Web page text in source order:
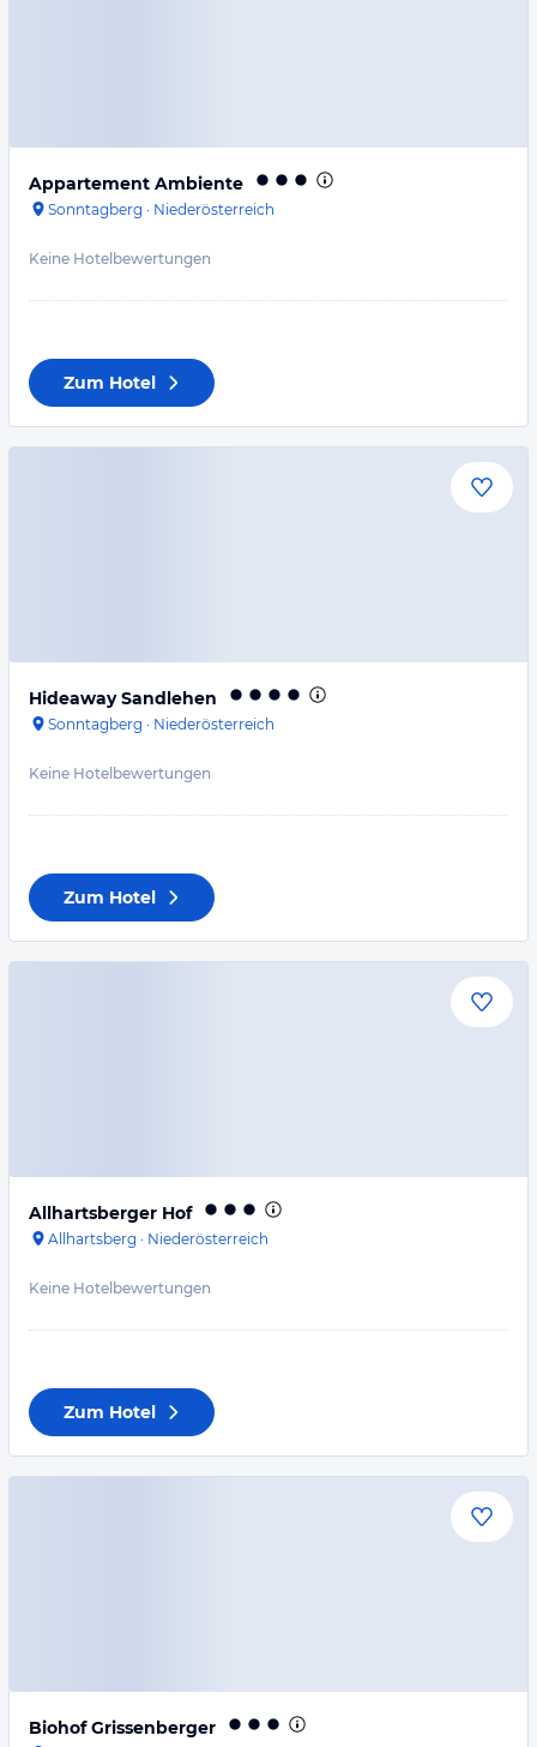
Appartement Ambiente
Sonntagberg · Niederösterreich
Keine Hotelbewertungen
Zum Hotel
Hideaway Sandlehen
Sonntagberg · Niederösterreich
Keine Hotelbewertungen
Zum Hotel
Allhartsberger Hof
Allhartsberg · Niederösterreich
Keine Hotelbewertungen
Zum Hotel
Biohof Grissenberger